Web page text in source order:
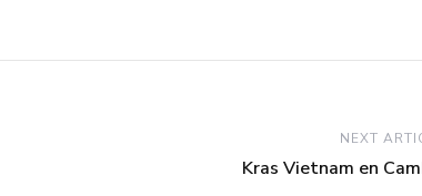
NEXT
Kras Vietnam en